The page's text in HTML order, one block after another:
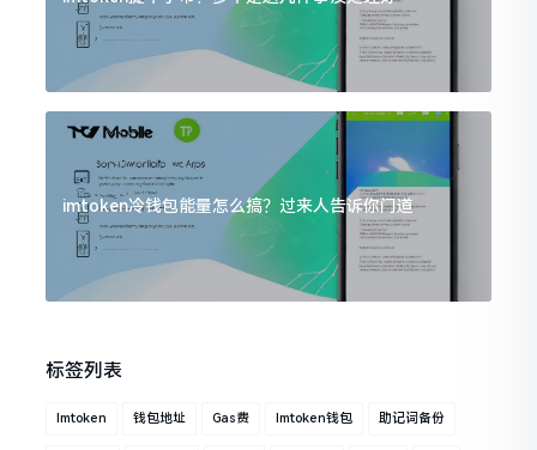
imtoken冷钱包能量怎么搞？过来人告诉你门道
标签列表
Imtoken 钱包地址 Gas费 Imtoken钱包 助记词备份